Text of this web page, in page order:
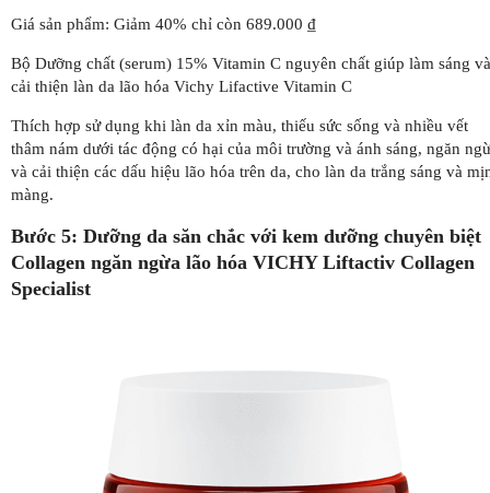
Giá sản phẩm: Giảm 40% chỉ còn 689.000 ₫
Bộ Dưỡng chất (serum) 15% Vitamin C nguyên chất giúp làm sáng và
cải thiện làn da lão hóa Vichy Lifactive Vitamin C
Thích hợp sử dụng khi làn da xỉn màu, thiếu sức sống và nhiều vết
thâm nám dưới tác động có hại của môi trường và ánh sáng, ngăn
và cải thiện các dấu hiệu lão hóa trên da, cho làn da trắng sáng và
màng.
Bước 5: Dưỡng da săn chắc với kem dưỡng chuyên biệt
Collagen ngăn ngừa lão hóa VICHY Liftactiv Collagen
Specialist